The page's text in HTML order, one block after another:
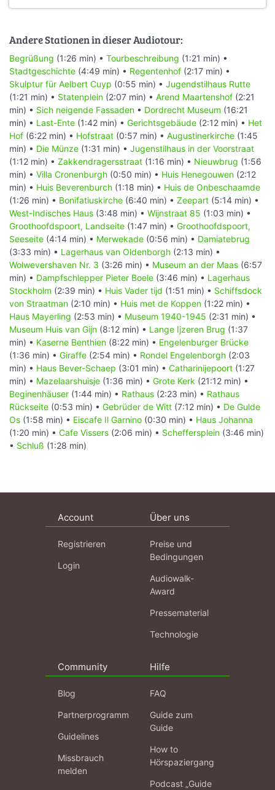
Andere Stationen in dieser Audiotour:
Begrüßung (1:26 min) • Tourbeschreibung (1:21 min) •
Stadtgeschichte (4:49 min) • Regentenhof (2:17 min) •
Skulptur für Aelbert Cuyp (0:55 min) • Jugendstilhaus Rutte
(1:21 min) • Statenplein (2:07 min) • Arend Maartenshof (2:21
min) • Sich neigende Fassaden • Dordrecht Museum (16:21
min) • Last-Ente (1:42 min) • Gerichtsgebäude (2:12 min) • Het
Hof (6:22 min) • Hofstraat (0:57 min) • Augustinerkirche (1:45
min) • Die Münze (1:31 min) • Jugenstilhaus in der Voorstraat
(1:12 min) • Zakkendragersstraat (1:16 min) • Nieuwbrug (1:56
min) • Villa Cronenburgh (0:50 min) • Huis Henegouwen (2:12
min) • Huis Beverenburch (1:18 min) • Huis de Onbeschaamde
(1:26 min) • Bonifatiuskirche (6:40 min) • Zeepart (5:14 min) •
West-Indisches Haus (3:48 min) • Wijnstraat 85 (1:03 min) •
Groothoofdspoort, Landseite (1:47 min) • Groothoofdspoort,
Seeseite (4:14 min) • Merwekade (0:56 min) • Damiatebrug
(3:33 min) • Lagerhaus van Oldenborgh (2:13 min) •
Wolwevershaven Nr. 3 (3:26 min) • Museum an der Maas (6:57
min) • Dampfschlepper Pieter Boele (3:46 min) • Lagerhaus
Stockholm (2:39 min) • Huis Vader tijd (1:51 min) • Schiffsdock
von Straatman (2:10 min) • Huis met de Koppen (1:22 min) •
Haus Mayerling (2:53 min) • Museum 1940-1945 (2:31 min) •
Museum Huis van Gijn (8:12 min) • Lange Ijzeren Brug (1:37
min) • Kaserne Benthien (8:22 min) • Engelenburger Brücke
(1:36 min) • Giraffe (2:54 min) • Rondel Engelenborgh (2:03
min) • Haus Bever-Schaep (3:01 min) • Catharinijepoort (1:27
min) • Mazelaarshuisje (1:36 min) • Grote Kerk (21:12 min) •
Beginenhäuser (1:44 min) • Rathaus (2:23 min) • Rathaus
Rückseite (0:53 min) • Gebrüder de Witt (7:12 min) • De Gulde
Os (1:58 min) • Eiscafe Il Garnino (0:30 min) • Haus Johanna
(1:20 min) • Cafe Vissers (2:06 min) • Scheffersplein (3:46 min)
• Schluß (1:28 min)
Account
Registrieren
Login
Über uns
Preise und
Bedingungen
Audiowalk-
Award
Pressematerial
Technologie
Community
Blog
Partnerprogramm
Guidelines
Missbrauch
melden
Hilfe
FAQ
Guide zum
Guide
How to
Hörspaziergang
Podcast „Guide